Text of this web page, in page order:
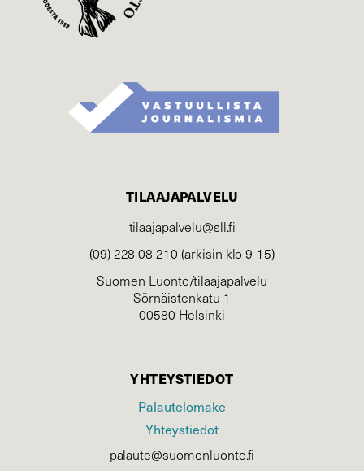
TILAAJAPALVELU
tilaajapalvelu@sll.fi
(09) 228 08 210 (arkisin klo 9-15)
Suomen Luonto/tilaajapalvelu
Sörnäistenkatu 1
00580 Helsinki
YHTEYSTIEDOT
Palautelomake
Yhteystiedot
palaute@suomenluonto.fi